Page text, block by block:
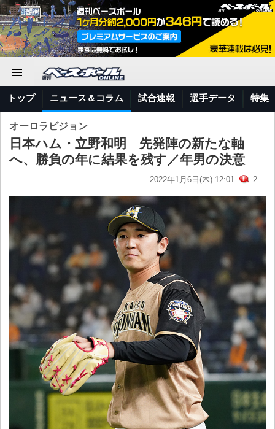
トップ ニュース＆コラム 試合速報 選手データ 特集
オーロラビジョン
日本ハム・立野和明 先発陣の新たな軸
へ、勝負の年に結果を残す／年男の決意
2022年1月6日(木) 12:01 2